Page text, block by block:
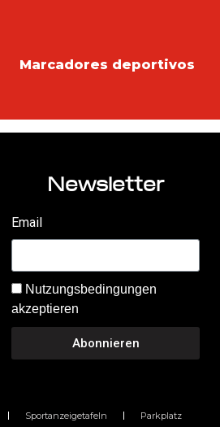
Marcadores deportivos
Newsletter
Email
Nutzungsbedingungen
akzeptieren
Abonnieren
Sportanzeigetafeln Parkplatz